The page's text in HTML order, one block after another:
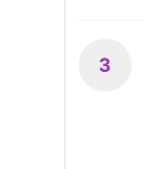
3